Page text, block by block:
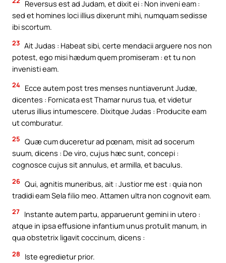
Reversus est ad Judam, et dixit ei : Non inveni eam :
sed et homines loci illius dixerunt mihi, numquam sedisse
ibi scortum.
23 Ait Judas : Habeat sibi, certe mendacii arguere nos non
potest, ego misi hædum quem promiseram : et tu non
invenisti eam.
24 Ecce autem post tres menses nuntiaverunt Judæ,
dicentes : Fornicata est Thamar nurus tua, et videtur
uterus illius intumescere. Dixitque Judas : Producite eam
ut comburatur.
25 Quæ cum duceretur ad pœnam, misit ad socerum
suum, dicens : De viro, cujus hæc sunt, concepi :
cognosce cujus sit annulus, et armilla, et baculus.
26 Qui, agnitis muneribus, ait : Justior me est : quia non
tradidi eam Sela filio meo. Attamen ultra non cognovit eam.
27 Instante autem partu, apparuerunt gemini in utero :
atque in ipsa effusione infantium unus protulit manum, in
qua obstetrix ligavit coccinum, dicens :
28 Iste egredietur prior.